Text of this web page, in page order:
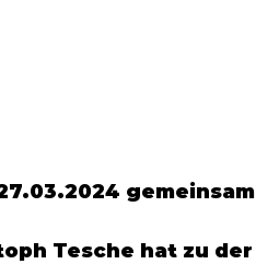
gemeinsam
Tesche hat zu der